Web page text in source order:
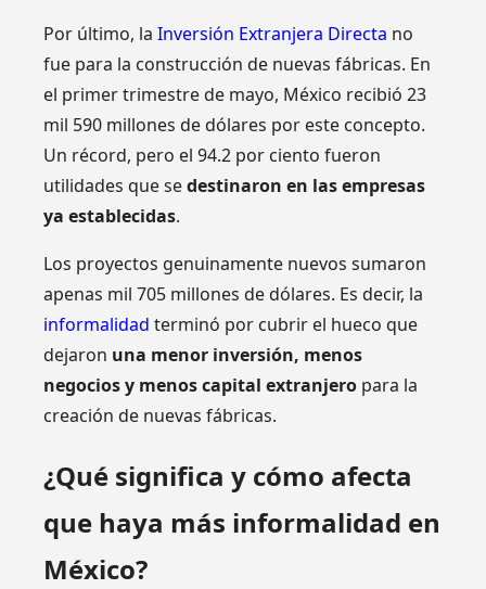
Por último, laInversión Extranjera Directa no
fue para la construcción de nuevas fábricas. En
el primer trimestre de mayo, México recibió 23
mil 590 millones de dólares por este concepto.
Un récord, pero el 94.2 por ciento fueron
utilidades que sedestinaron en las empresas
ya establecidas.
Los proyectos genuinamente nuevos sumaron
apenas mil 705 millones de dólares. Es decir, la
informalidad terminó por cubrir el hueco que
dejaron una menor inversión, menos
negocios y menos capital extranjero para la
creación de nuevas fábricas.
¿Qué significa y cómo afecta
que haya más informalidad en
México?